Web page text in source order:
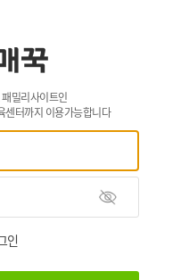
밀리사이트인
센터까지 이용가능합니다
인